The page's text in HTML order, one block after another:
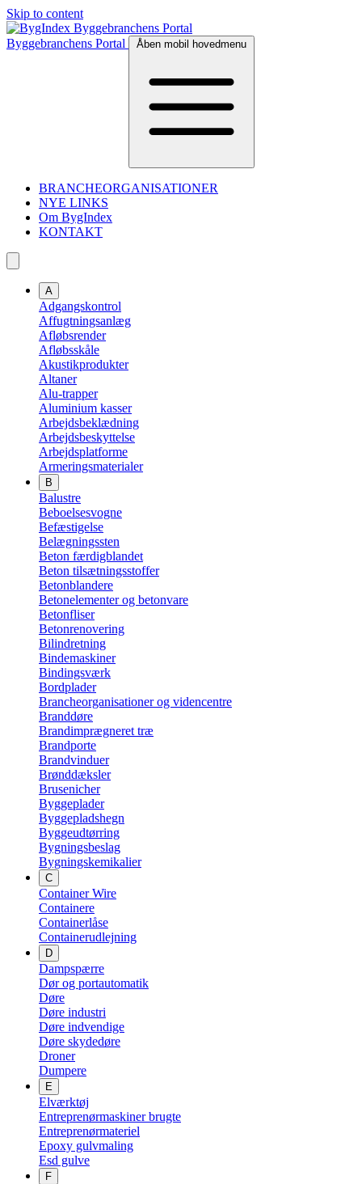
Skip to content
Byggebranchens Portal Åben mobil hovedmenu
BRANCHEORGANISATIONER
NYE LINKS
Om BygIndex
KONTAKT
A
Adgangskontrol
Affugtningsanlæg
Afløbsrender
Afløbsskåle
Akustikprodukter
Altaner
Alu-trapper
Aluminium kasser
Arbejdsbeklædning
Arbejdsbeskyttelse
Arbejdsplatforme
Armeringsmaterialer
B
Balustre
Beboelsesvogne
Befæstigelse
Belægningssten
Beton færdigblandet
Beton tilsætningsstoffer
Betonblandere
Betonelementer og betonvare
Betonfliser
Betonrenovering
Bilindretning
Bindemaskiner
Bindingsværk
Bordplader
Brancheorganisationer og videncentre
Branddøre
Brandimprægneret træ
Brandporte
Brandvinduer
Brønddæksler
Brusenicher
Byggeplader
Byggepladshegn
Byggeudtørring
Bygningsbeslag
Bygningskemikalier
C
Container Wire
Containere
Containerlåse
Containerudlejning
D
Dampspærre
Dør og portautomatik
Døre
Døre industri
Døre indvendige
Døre skydedøre
Droner
Dumpere
E
Elværktøj
Entreprenørmaskiner brugte
Entreprenørmateriel
Epoxy gulvmaling
Esd gulve
F